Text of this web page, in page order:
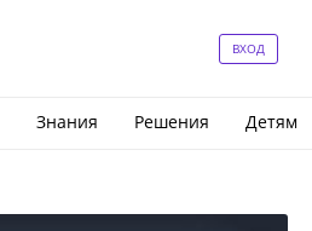
ВХОД
Знания Решения Детям